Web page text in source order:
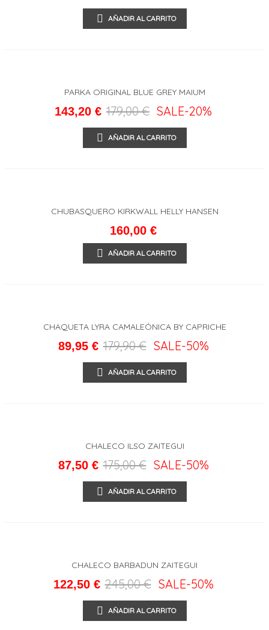
AÑADIR AL CARRITO
PARKA ORIGINAL BLUE GREY MAIUM
143,20 € 179,00 € SALE-20%
AÑADIR AL CARRITO
CHUBASQUERO KIRKWALL HELLY HANSEN
160,00 €
AÑADIR AL CARRITO
CHAQUETA LYRA CAMALEÓNICA BY CAPRICHE
89,95 € 179,90 € SALE-50%
AÑADIR AL CARRITO
CHALECO ILSO ZAITEGUI
87,50 € 175,00 € SALE-50%
AÑADIR AL CARRITO
CHALECO BARBADUN ZAITEGUI
122,50 € 245,00 € SALE-50%
AÑADIR AL CARRITO